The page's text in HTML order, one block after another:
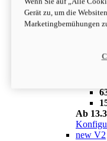
Ab
Ab
new V2
Gerät zu, um die
Marketingbemühungen